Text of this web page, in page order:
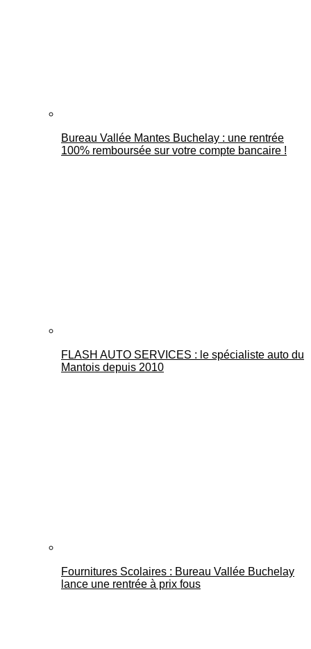
Bureau Vallée Mantes Buchelay : une rentrée
100% remboursée sur votre compte bancaire !
FLASH AUTO SERVICES : le spécialiste auto du
Mantois depuis 2010
Fournitures Scolaires : Bureau Vallée Buchelay
lance une rentrée à prix fous